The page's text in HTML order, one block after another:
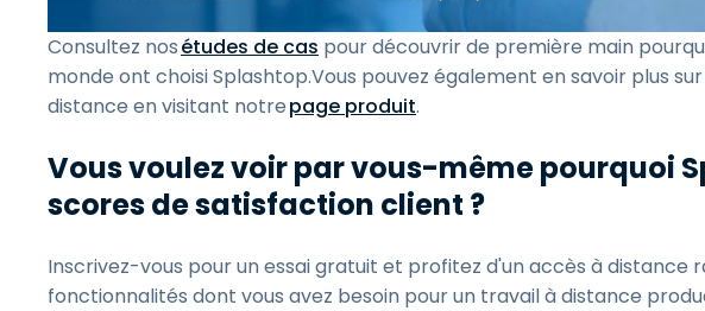
Consultez nosétudes de cas pour découvrir de première main
monde ont choisi Splashtop.Vous pouvez également en savoir plus
distance en visitant notrepage produit.
Vous voulez voir par vous-même pourquoi
scores de satisfaction client ?
Inscrivez-vous pour un essai gratuit et profitez d'un accès à distance
fonctionnalités dont vous avez besoin pour un travail à distance